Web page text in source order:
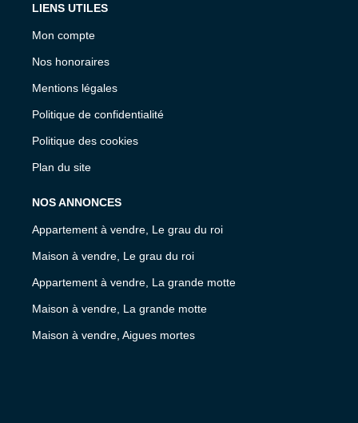
LIENS UTILES
Mon compte
Nos honoraires
Mentions légales
Politique de confidentialité
Politique des cookies
Plan du site
NOS ANNONCES
Appartement à vendre, Le grau du roi
Maison à vendre, Le grau du roi
Appartement à vendre, La grande motte
Maison à vendre, La grande motte
Maison à vendre, Aigues mortes